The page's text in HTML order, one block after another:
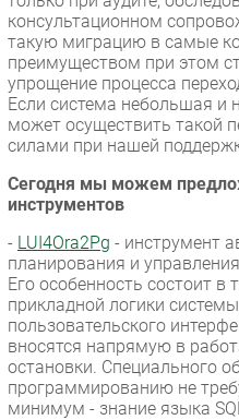
консультационном
такую миграцию в самые
преимуществом при этом
упрощение процесса
Если система небольшая и
может осуществить такой
силами при нашей
Cегодня мы можем
инструментов
- LUI4Ora2Pg - инструмент
планирования и
Его особенность состоит в
прикладной логики
пользовательского
вносятся напрямую в
остановки. Специального
программированию не
минимум - знание языка